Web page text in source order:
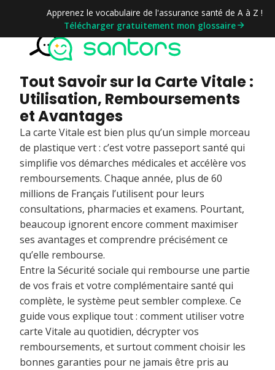
Apprenez le vocabulaire de l'assurance santé de A à Z !
Télécharger gratuitement mon glossaire
Tout Savoir sur la Carte Vitale :
Utilisation, Remboursements
et Avantages
La carte Vitale est bien plus qu’un simple morceau
de plastique vert : c’est votre passeport santé qui
simplifie vos démarches médicales et accélère vos
remboursements. Chaque année, plus de 60
millions de Français l’utilisent pour leurs
consultations, pharmacies et examens. Pourtant,
beaucoup ignorent encore comment maximiser
ses avantages et comprendre précisément ce
qu’elle rembourse.
Entre la Sécurité sociale qui rembourse une partie
de vos frais et votre complémentaire santé qui
complète, le système peut sembler complexe. Ce
guide vous explique tout : comment utiliser votre
carte Vitale au quotidien, décrypter vos
remboursements, et surtout comment choisir les
bonnes garanties pour ne jamais être pris au